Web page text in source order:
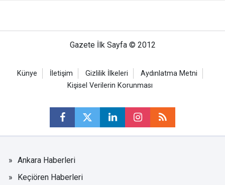
Gazete İlk Sayfa © 2012
Künye İletişim Gizlilik İlkeleri
Aydınlatma Metni
Kişisel Verilerin Korunması
Ankara Haberleri
Keçiören Haberleri